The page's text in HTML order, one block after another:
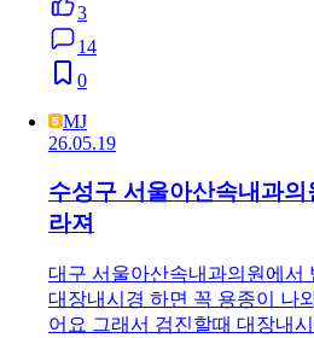
3
14
0
MJ
26.05.19
수성구 서울아산속내과
라져
대구 서울아산속내과의원에서
대장내시경 하면 꼭 용종이 나
어요 그래서 검진할때 대장내